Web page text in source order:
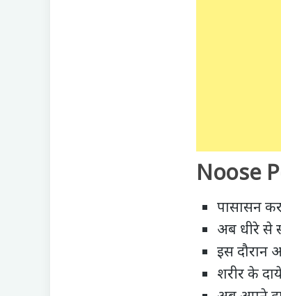
Noose
पासासन
अब धीरे से
इस दौरान
शरीर के